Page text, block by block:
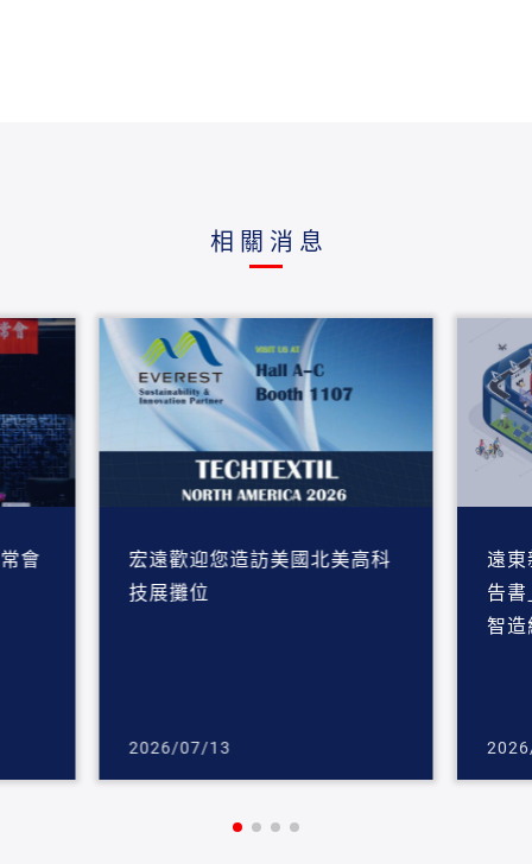
相關消息
會
宏遠歡迎您造訪美國北美高科
技展攤位
2026/07/13
遠
告
智造